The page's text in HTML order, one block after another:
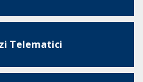
Telematici